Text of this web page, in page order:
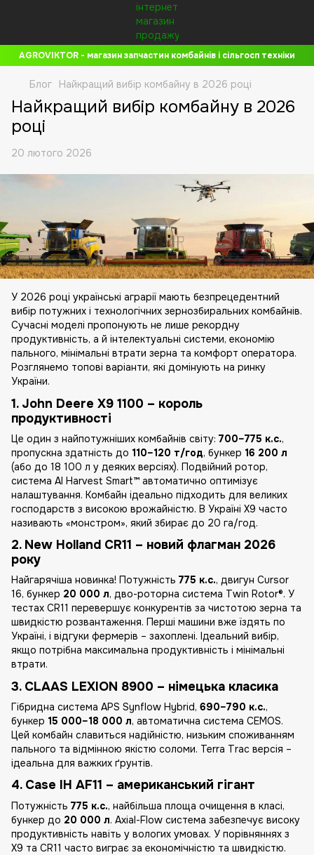
AGROVIKTOR - магазин запчастин комбайнів і сільгосп техніки
Блог Найкращий вибір комбайну в 2026 році
Найкращий вибір комбайну в 2026
році
20 лютого 2026
У 2026 році українські аграрії мають безпрецедентний
вибір потужних і технологічних зернозбиральних комбайнів.
Сучасні моделі пропонують не лише рекордну
продуктивність, а й інтелектуальні системи, економію
пального, мінімальні втрати зерна та комфорт оператора.
Розглянемо топові варіанти, які домінують на ринку
України.
1. John Deere X9 1100 – король
продуктивності
Це один з найпотужніших комбайнів світу: 700–775 к.с.,
пропускна здатність до 110–120 т/год, бункер 16 200 л
(або до 18 100 л у деяких версіях). Подвійний ротор,
система AI Harvest Smart™ автоматично оптимізує
налаштування. Комбайн ідеально підходить для великих
господарств з високою врожайністю. В Україні X9 часто
називають «монстром», який збирає до 20 га/год.
2. New Holland CR11 – новий флагман 2026
року
Найгарячіша новинка! Потужність 775 к.с., двигун Cursor
16, бункер 20 000 л, дво-роторна система Twin Rotor®. У
тестах CR11 перевершує конкурентів за чистотою зерна та
швидкістю розвантаження. Перші машини вже їздять по
Україні, і відгуки фермерів – захоплені. Ідеальний вибір,
якщо потрібна максимальна продуктивність і мінімальні
втрати.
3. CLAAS LEXION 8900 – німецька класика
Гібридна система APS Synflow Hybrid, 690–790 к.с.,
бункер 15 000–18 000 л, автоматична система CEMOS.
Цей комбайн славиться надійністю, низьким споживанням
пального та відмінною якістю соломи. Terra Trac версія –
ідеальна для важких ґрунтів.
4. Case IH AF11 – американський гігант
Потужність 775 к.с., найбільша площа очищення в класі,
бункер до 20 000 л. Axial-Flow система забезпечує високу
продуктивність навіть у вологих умовах. У порівняннях з
X9 та CR11 часто виграє за економічністю та швидкістю.